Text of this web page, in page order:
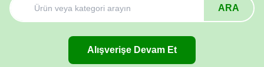
ARA
Alışverişe Devam Et